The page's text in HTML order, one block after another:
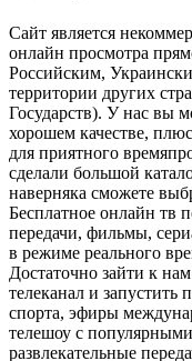
Сайт является
онлайн просмотра
Российским,
территории других
Государств). У нас вы
хорошем качестве,
для приятного
сделали большой
наверняка сможете
Бесплатное онлайн тв
передачи, фильмы,
в режиме реального
Достаточно зайти к
телеканал и
спорта, эфиры
телешоу с
развлекательные